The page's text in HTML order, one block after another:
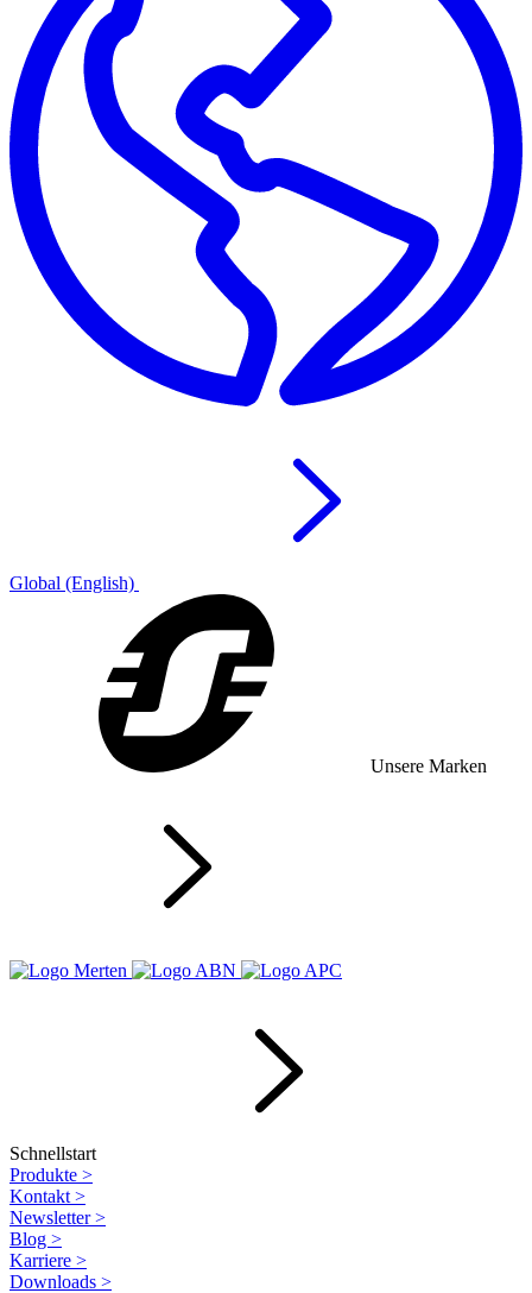
Global (English)
Unsere Marken
Schnellstart
Produkte >
Kontakt >
Newsletter>
Blog >
Karriere >
Downloads >